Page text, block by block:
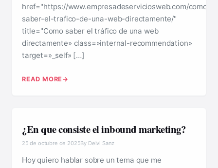
href="https://www.empresadeserviciosweb.com/como-
saber-el-trafico-de-una-web-directamente/"
title="Como saber el tráfico de una web
directamente» class=»internal-recommendation»
target=»_self» […]
READ MORE
¿En que consiste el inbound marketing?
25 de octubre de 2025By Deivi Sanz
Hoy quiero hablar sobre un tema que me